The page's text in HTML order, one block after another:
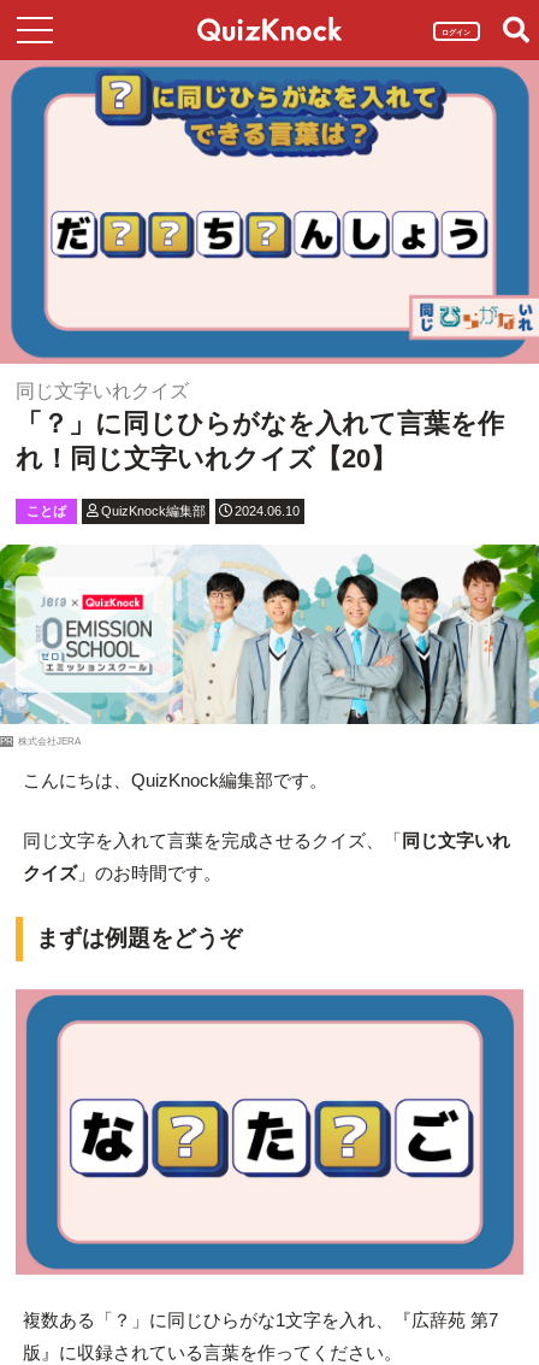
ログイン
同じ文字いれクイズ
「？」に同じひらがなを入れて言葉を作
れ！同じ文字いれクイズ【20】
ことば QuizKnock編集部 2024.06.10
PR 株式会社JERA
こんにちは、QuizKnock編集部です。
同じ文字を入れて言葉を完成させるクイズ、「 同じ文字いれ
クイズ」のお時間です。
まずは例題をどうぞ
複数ある「？」に同じひらがな1文字を入れ、『広辞苑 第7
版』に収録されている言葉を作ってください。